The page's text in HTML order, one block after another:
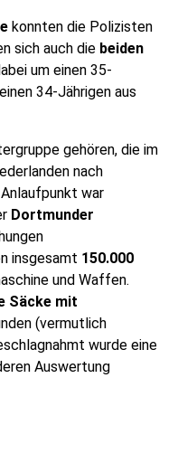
konnten die Polizisten
sich auch die beiden
um einen 35-
34-Jährigen aus
gehören, die im
nach
war
Dortmunder
insgesamt 150.000
und Waffen.
Säcke mit
(vermutlich
wurde eine
Auswertung